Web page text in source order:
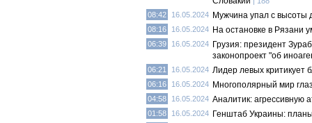
08:42
16.05.2024 Мужчина упал с высоты
08:16 16.05.2024 На остановке в Рязани
06:39 16.05.2024 Грузия: президент
законопроект "об
06:21 16.05.2024 Лидер левых критикует
06:16 16.05.2024 Многополярный мир
04:58 16.05.2024 Аналитик: агрессивную
01:58 16.05.2024 Генштаб Украины: